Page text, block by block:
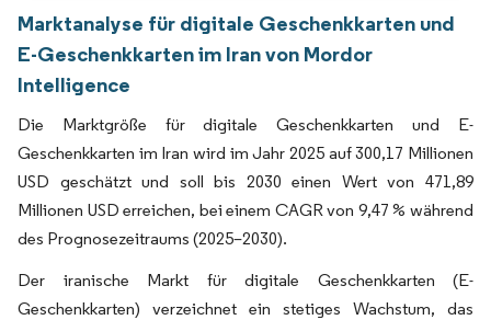
Marktanalyse für digitale Geschenkkarten und
E-Geschenkkarten im Iran von Mordor
Intelligence
Die Marktgröße für digitale Geschenkkarten und E-
Geschenkkarten im Iran wird im Jahr 2025 auf 300,17 Millionen
USD geschätzt und soll bis 2030 einen Wert von 471,89
Millionen USD erreichen, bei einem CAGR von 9,47 % während
des Prognosezeitraums (2025–2030).
Der iranische Markt für digitale Geschenkkarten (E-
Geschenkkarten) verzeichnet ein stetiges Wachstum, das